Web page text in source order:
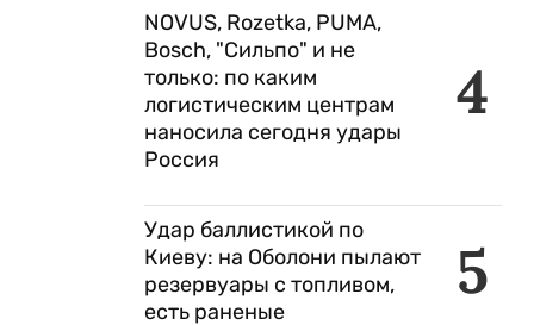
4
NOVUS, Rozetka, PUMA,
Bosch, "Сильпо" и не
только: по каким
логистическим центрам
наносила сегодня удары
Россия
5
Удар баллистикой по
Киеву: на Оболони пылают
резервуары с топливом,
есть раненые